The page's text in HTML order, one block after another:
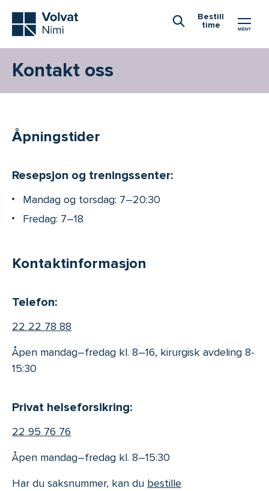
Bestill
time
Kontakt oss
Åpningstider
Resepsjon og treningssenter:
Mandag og torsdag: 7–20:30
Fredag: 7–18
Kontaktinformasjon
Telefon:
22 22 78 88
Åpen mandag–fredag kl. 8–16, kirurgisk avdeling 8-
15:30
Privat helseforsikring:
22 95 76 76
Åpen mandag–fredag kl. 8–15:30
Har du saksnummer, kan du bestille